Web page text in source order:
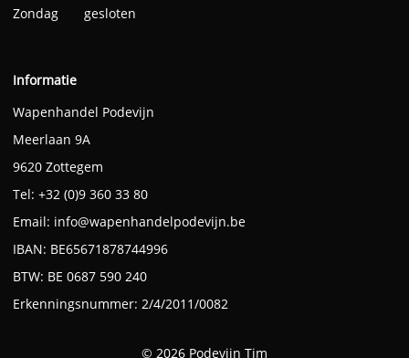
Zondag gesloten
Informatie
Wapenhandel Podevijn
Meerlaan 9A
9620 Zottegem
Tel: +32 (0)9 360 33 80
Email: info@wapenhandelpodevijn.be
IBAN: BE65671878744996
BTW: BE 0687 590 240
Erkenningsnummer: 2/4/2011/0082
© 2026 Podevijn Tim